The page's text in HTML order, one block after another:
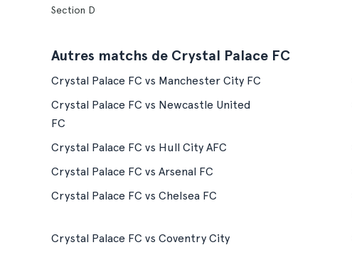
Section D
Autres matchs de Crystal Palace FC
Crystal Palace FC vs Manchester City FC
Crystal Palace FC vs Newcastle United
FC
Crystal Palace FC vs Hull City AFC
Crystal Palace FC vs Arsenal FC
Crystal Palace FC vs Chelsea FC
Crystal Palace FC vs Coventry City